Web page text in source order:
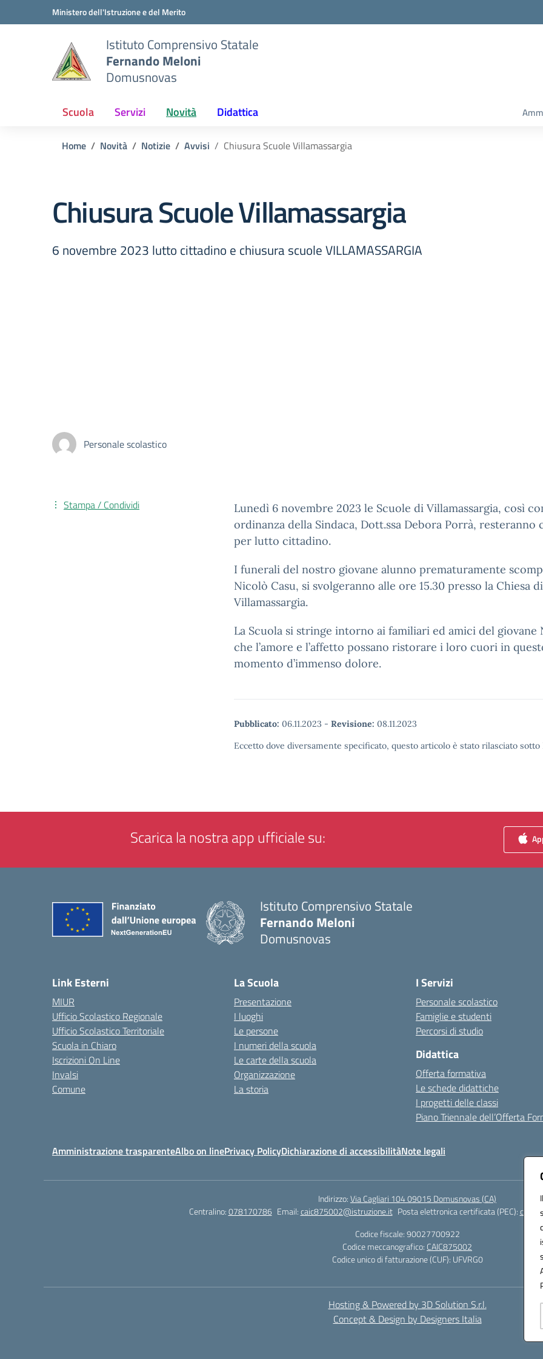
Vai ai contenuti
Vai al menu di navigazioneMinistero dell'Istruzione e del Merito
Istituto Comprensivo Statale
Fernando Meloni
Domusnovas
Scuola Servizi Novità Didattica
Home Novità Notizie Avvisi Chiusura Scuole Villamassargia
Chiusura Scuole Villamassargia
6 novembre 2023 lutto cittadino e chiusura scuole VILLAMASSARGIA
Personale scolastico
Lunedì 6 novembre 2023 le Scuole di Villamassargia, così
ordinanza della Sindaca, Dott.ssa Debora Porrà, resteranno
per lutto cittadino.
I funerali del nostro giovane alunno prematuramente
Nicolò Casu, si svolgeranno alle ore 15.30 presso la Chiesa di
Villamassargia.
La Scuola si stringe intorno ai familiari ed amici del giovane
che l’amore e l’affetto possano ristorare i loro cuori in
momento d’immenso dolore.
Pubblicato: 06.11.2023 - Revisione: 08.11.2023
Eccetto dove diversamente specificato, questo articolo è stato rilasciato
Stampa / Condividi
Scarica la nostra app ufficiale su:
Istituto Comprensivo Statale
Fernando Meloni
Domusnovas
Link Esterni
MIUR
Ufficio Scolastico Regionale
Ufficio Scolastico Territoriale
Scuola in Chiaro
Iscrizioni On Line
Invalsi
Comune
La Scuola
Presentazione
I luoghi
Le persone
I numeri della scuola
Le carte della scuola
Organizzazione
La storia
I Servizi
Personale scolastico
Famiglie e studenti
Percorsi di studio
Didattica
Offerta formativa
Le schede didattiche
I progetti delle classi
Piano Triennale dell’Offerta
Amministrazione trasparenteAlbo on linePrivacy PolicyDichiarazione di accessibilitàNote legali
Indirizzo:Via Cagliari 104 09015 Domusnovas (CA)
Centralino:078170786 Email:caic875002@istruzione.it Posta elettronica certificata (PEC):
Codice fiscale: 90027700922
Codice meccanografico: CAIC875002
Codice unico di fatturazione (CUF): UFVRG0
Hosting & Powered by 3D Solution S.r.l.
Concept & Design by Designers Italia